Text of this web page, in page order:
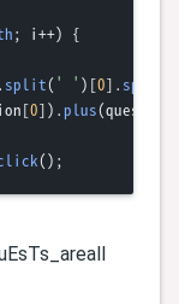
; i++) {
. split(' ' )[0]. split
0]). plus